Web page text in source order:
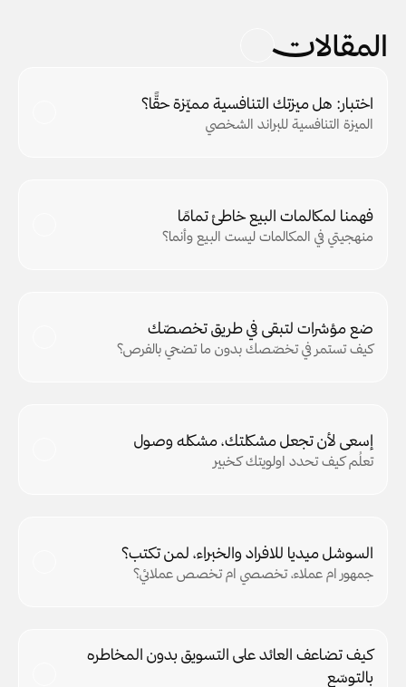
المقالات
اختبار: هل ميزتك التنافسية مميّزة حقًّا؟
الميزة التنافسية للبراند الشخصي
فهمنا لمكالمات البيع خاطئ تمامًا
منهجيتي في المكالمات ليست البيع وأنما؟
ضع مؤشرات لتبقى في طريق تخصصّك
كيف تستمر في تخصّصك بدون ما تضحي بالفرص؟
إسعى لأن تجعل مشكلتك، مشكله وصول
تعلُم كيف تحدد اولويتك كخبير
السوشل ميديا للافراد والخبراء، لمن تكتب؟
جمهور ام عملاء، تخصصي ام تخصص عملائي؟
بالتوسّع